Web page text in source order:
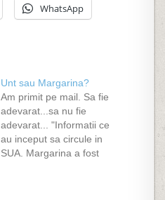
WhatsApp
Unt sau Margarina?
Am primit pe mail. Sa fie
adevarat...sa nu fie
adevarat... "Informatii ce
au inceput sa circule in
SUA. Margarina a fost